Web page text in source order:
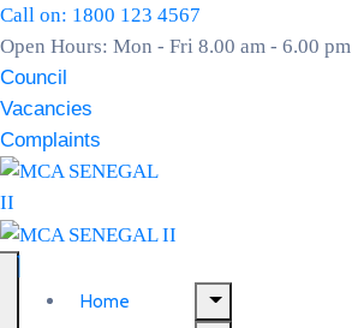
Call on: 1800 123 4567
Open Hours: Mon - Fri 8.00 am - 6.00 pm
Council
Vacancies
Complaints
Home